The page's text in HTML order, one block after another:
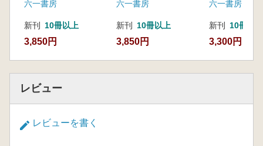
六一書房
新刊 10冊以上
3,850円
六一書房
新刊 10冊以上
3,850円
六一書房
新刊 10冊以上
3,300円
レビュー
レビューを書く